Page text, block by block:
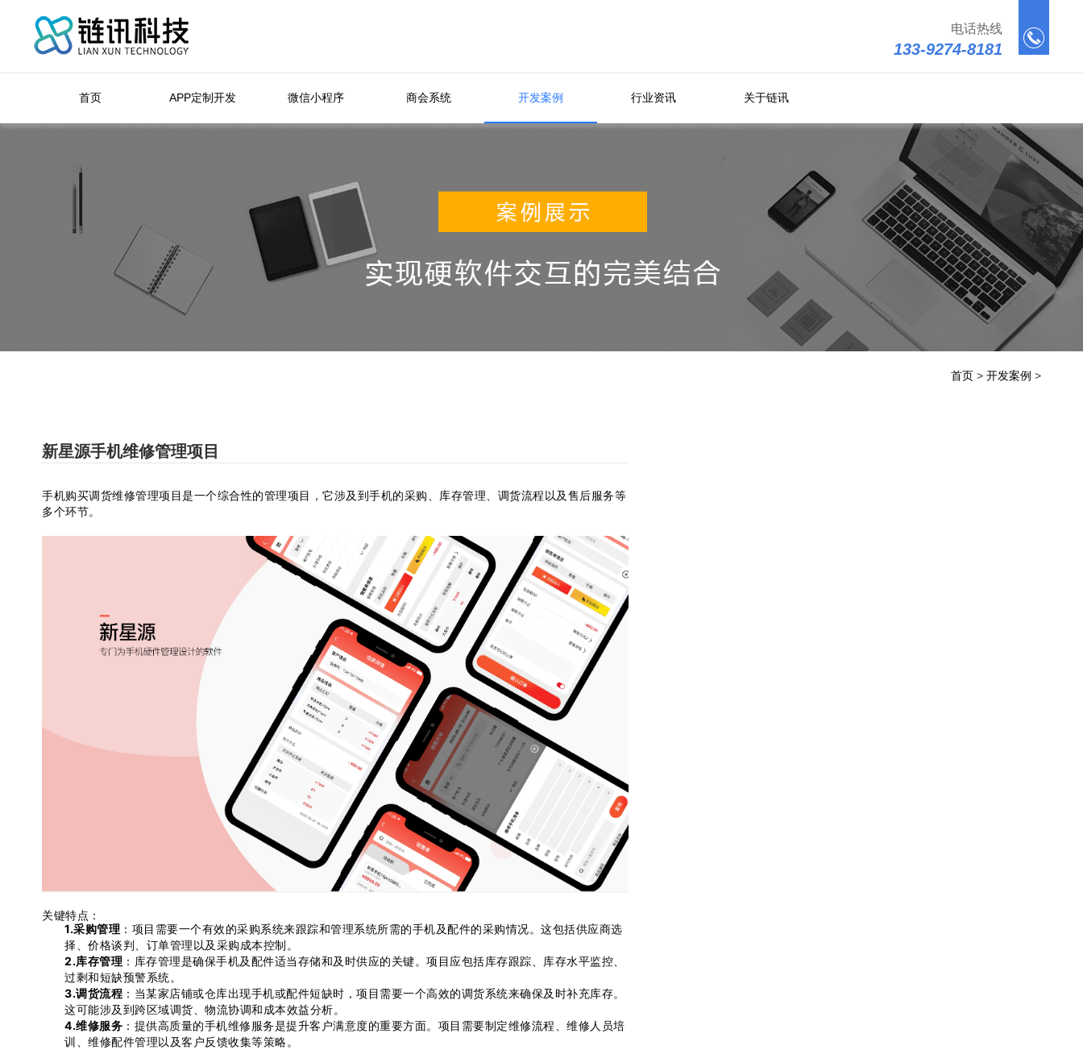
电话热线
133-9274-8181
首页 APP定制开发 微信小程序 商会系统 开发案例 行业资讯 关于链讯
首页 > 开发案例 >
新星源手机维修管理项目
手机购买调货维修管理项目是一个综合性的管理项目，它涉及到手机的采购、库存管理、调货流程以及售后服务等
多个环节。
关键特点：
1.采购管理 ：项目需要一个有效的采购系统来跟踪和管理系统所需的手机及配件的采购情况。这包括供应商选
择、价格谈判、订单管理以及采购成本控制。
2.库存管理 ：库存管理是确保手机及配件适当存储和及时供应的关键。项目应包括库存跟踪、库存水平监控、
过剩和短缺预警系统。
3.调货流程 ：当某家店铺或仓库出现手机或配件短缺时，项目需要一个高效的调货系统来确保及时补充库存。
这可能涉及到跨区域调货、物流协调和成本效益分析。
4.维修服务 ：提供高质量的手机维修服务是提升客户满意度的重要方面。项目需要制定维修流程、维修人员培
训、维修配件管理以及客户反馈收集等策略。